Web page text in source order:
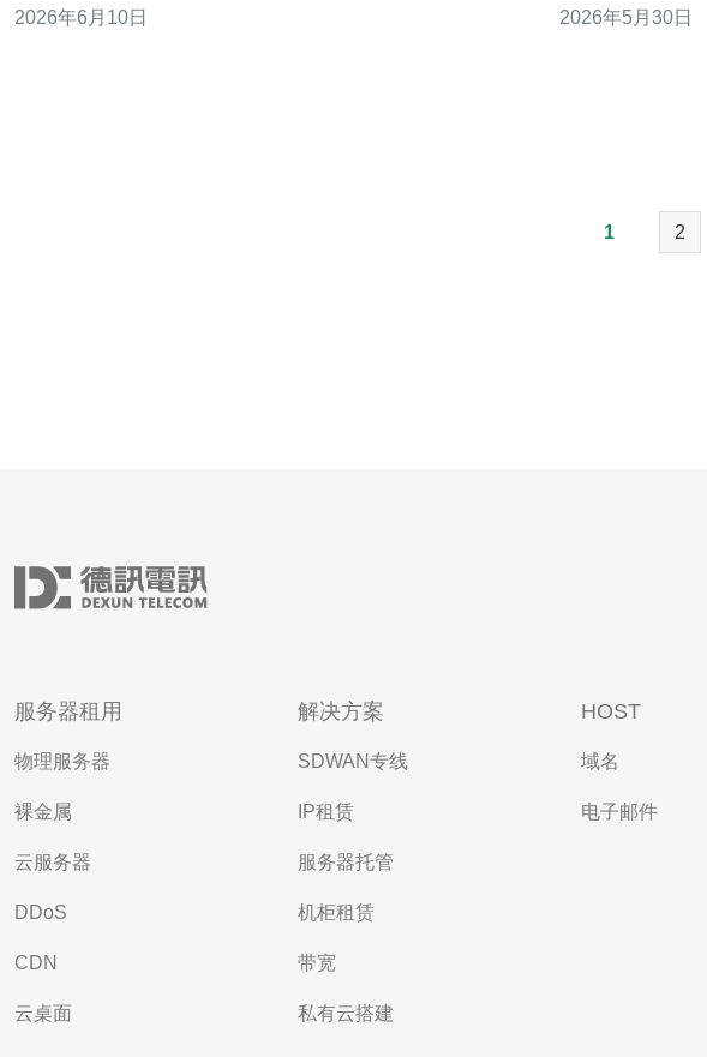
与安全防护的一体化实施路径。 本文为技术负责人级别的
2026年6月10日
华：用日志与指
2026年5月30日
1 2
服务器租用
物理服务器
裸金属
云服务器
DDoS
CDN
云桌面
解决方案
SDWAN专线
IP租赁
服务器托管
机柜租赁
带宽
私有云搭建
HOST
域名
电子邮件